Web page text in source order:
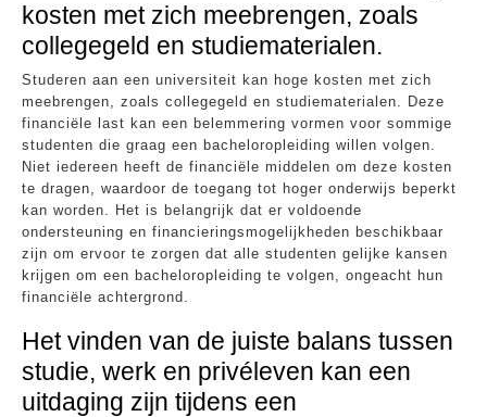
kosten met zich meebrengen, zoals
collegegeld en studiematerialen.
Studeren aan een universiteit kan hoge kosten met zich
meebrengen, zoals collegegeld en studiematerialen. Deze
financiële last kan een belemmering vormen voor sommige
studenten die graag een bacheloropleiding willen volgen.
Niet iedereen heeft de financiële middelen om deze kosten
te dragen, waardoor de toegang tot hoger onderwijs beperkt
kan worden. Het is belangrijk dat er voldoende
ondersteuning en financieringsmogelijkheden beschikbaar
zijn om ervoor te zorgen dat alle studenten gelijke kansen
krijgen om een bacheloropleiding te volgen, ongeacht hun
financiële achtergrond.
Het vinden van de juiste balans tussen
studie, werk en privéleven kan een
uitdaging zijn tijdens een